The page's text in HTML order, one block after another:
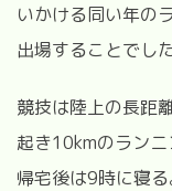
いかける同い年の
出場することでした
競技は陸上の長距
起き10kmのランニ
帰宅後は9時に寝